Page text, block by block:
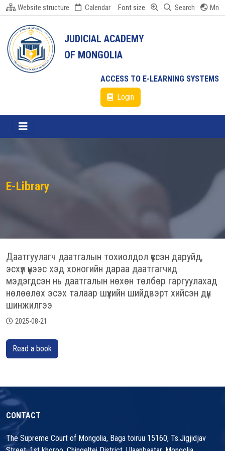
Website structure Calendar Font size Search Mn
JUDICIAL ACADEMY
OF MONGOLIA
ACCESS TO E-LEARNING SYSTEMS
Login
E-Library
Даатгуулагч даатгалын тохиолдол үүссэн даруйд,
эсхүл үүнээс хэд хоногийн дараа даатгагчид
мэдэгдсэн нь даатгалын нөхөн төлбөр гаргуулахад
нөлөөлөх эсэх талаар шүүхийн шийдвэрт хийсэн дүн
шинжилгээ
2025-08-21
Read a book
CONTACT
The Supreme Court of Mongolia, Baga toiruu 15160, Ts.Jigjidjav